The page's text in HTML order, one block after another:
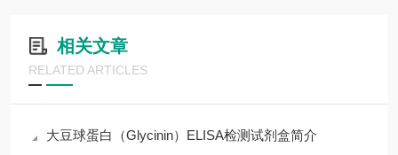
相关文章
RELATED ARTICLES
大豆球蛋白（Glycinin）ELISA检测试剂盒简介